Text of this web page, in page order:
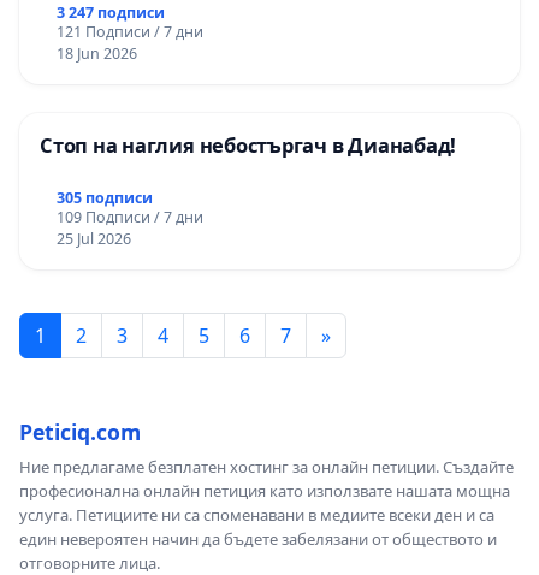
3 247 подписи
121 Подписи / 7 дни
18 Jun 2026
Стоп на наглия небостъргач в Дианабад!
305 подписи
109 Подписи / 7 дни
25 Jul 2026
1 2 3 4 5 6 7 »
Peticiq.com
Ние предлагаме безплатен хостинг за онлайн петиции. Създайте
професионална онлайн петиция като използвате нашата мощна
услуга. Петициите ни са споменавани в медиите всеки ден и са
един невероятен начин да бъдете забелязани от обществото и
отговорните лица.